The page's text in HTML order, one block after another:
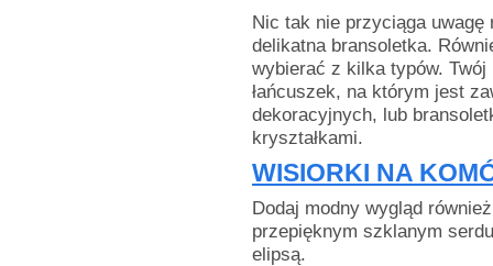
Nic tak nie przyciąga uwagę
delikatna bransoletka.
wybierać z kilka typów.
łańcuszek, na którym jest
dekoracyjnych, lub
kryształkami.
WISIORKI NA
Dodaj modny wygląd
przepięknym szklanym
elipsą.